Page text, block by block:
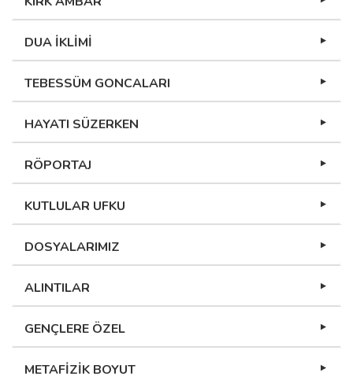
DUA İKLİMİ
TEBESSÜM GONCALARI
HAYATI SÜZERKEN
RÖPORTAJ
KUTLULAR UFKU
DOSYALARIMIZ
ALINTILAR
GENÇLERE ÖZEL
METAFİZİK BOYUT